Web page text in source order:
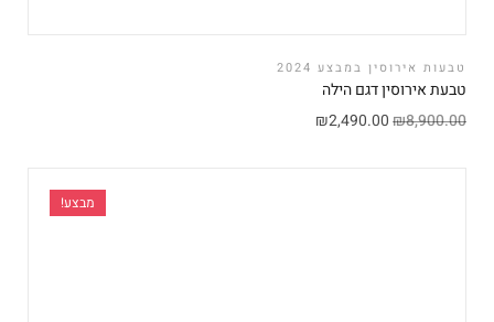
טבעות אירוסין במבצע 2024
טבעת אירוסין דגם הילה
₪8,900.00
₪2,490.00
מבצע!